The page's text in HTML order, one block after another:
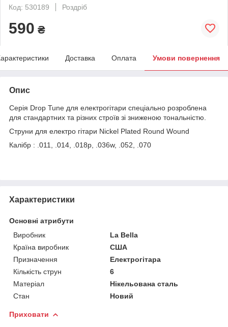
Код: 530189
Роздріб
590 ₴
Доставка Оплата Умови повернення
Опис
Серія Drop Tune для електрогітари спеціально розроблена
для стандартних та різних строїв зі зниженою тональністю.
Струни для електро гітари Nickel Plated Round Wound
Калібр : .011, .014, .018p, .036w, .052, .070
Характеристики
Основні атрибути
Виробник
La Bella
Країна виробник
США
Призначення
Електрогітара
Кількість струн
6
Матеріал
Нікельована сталь
Стан
Новий
Приховати